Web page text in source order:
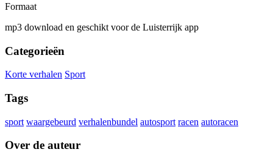
Formaat
mp3 download en geschikt voor de Luisterrijk app
Categorieën
Korte verhalen Sport
Tags
sport waargebeurd verhalenbundel autosport racen autoracen
Over de auteur